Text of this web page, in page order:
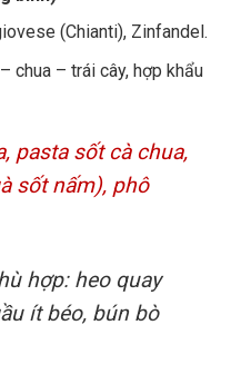
(Chianti), Zinfandel.
chua – trái cây, hợp khẩu
pasta sốt cà chua,
sốt nấm), phô
hợp: heo quay
ít béo, bún bò